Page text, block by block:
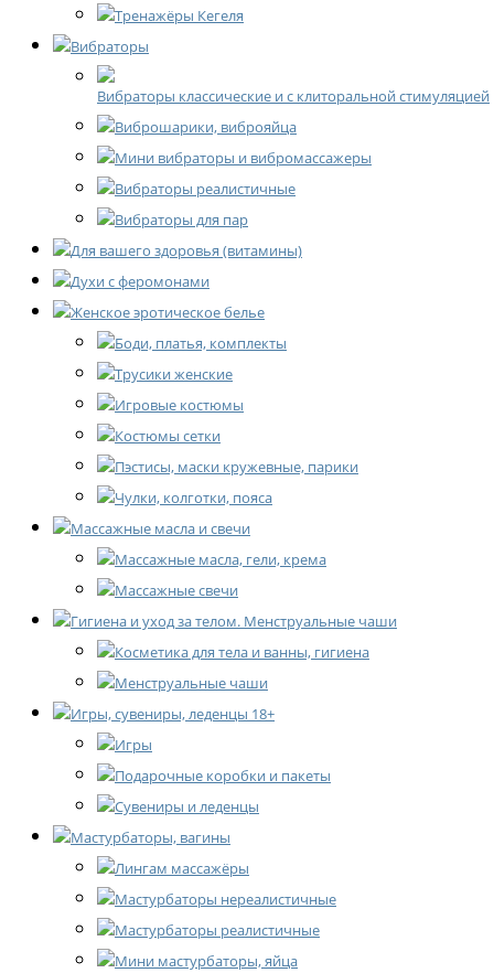
Тренажёры Кегеля
Вибраторы
Вибраторы классические и с клиторальной стимуляцией
Виброшарики, виброяйца
Мини вибраторы и вибромассажеры
Вибраторы реалистичные
Вибраторы для пар
Для вашего здоровья (витамины)
Духи с феромонами
Женское эротическое белье
Боди, платья, комплекты
Трусики женские
Игровые костюмы
Костюмы сетки
Пэстисы, маски кружевные, парики
Чулки, колготки, пояса
Массажные масла и свечи
Массажные масла, гели, крема
Массажные свечи
Гигиена и уход за телом. Менструальные чаши
Косметика для тела и ванны, гигиена
Менструальные чаши
Игры, сувениры, леденцы 18+
Игры
Подарочные коробки и пакеты
Сувениры и леденцы
Мастурбаторы, вагины
Лингам массажёры
Мастурбаторы нереалистичные
Мастурбаторы реалистичные
Мини мастурбаторы, яйца